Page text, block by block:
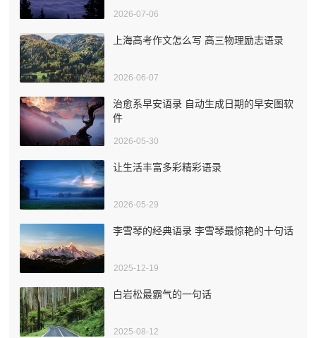
2026-07-06
上海高考作文怎么写 高三物理励志语录
2026-06-07
治愈系早安语录 自动生成日期的早安图软
件
2026-05-30
让生活丰富多彩精彩语录
2026-05-29
李雪琴的经典语录 李雪琴最惊艳的十句话
2025-12-19
白岩松最霸气的一句话
2025-08-12